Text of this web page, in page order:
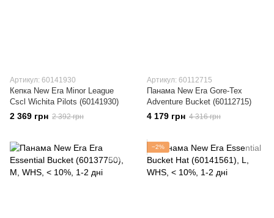
Артикул: 60141930
Кепка New Era Minor League
Cscl Wichita Pilots (60141930)
2 369 грн 2 392 грн
Артикул: 60112715
Панама New Era Gore-Tex
Adventure Bucket (60112715)
4 179 грн 4 316 грн
−2%